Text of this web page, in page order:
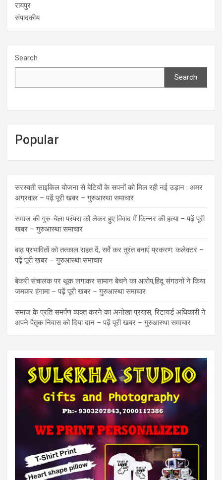
रायपुर
संपादकीय
Search
Search
Popular
सरस्वती साइकिल योजना से बेटियों के सपनों को मिल रही नई उड़ान : अमर
अग्रवाल – पढ़ें पूरी खबर – गुरुआस्था समाचार
समाज की गुरु-चेला परंपरा को लेकर हुए विवाद में किन्नर की हत्या – पढ़ें पूरी
खबर – गुरुआस्था समाचार
बाढ़ प्रभावितों को तत्काल राहत दें, सर्वे कर तुरंत बनाएं प्रकरण: कलेक्टर –
पढ़ें पूरी खबर – गुरुआस्था समाचार
बेकरी संचालक पर थूक लगाकर सामान बेचने का आरोप,हिंदू संगठनों ने किया
जमकर हंगामा – पढ़ें पूरी खबर – गुरुआस्था समाचार
समाज के प्रति समर्पण व्यक्त करने का अनोखा प्रयास, रिटायर्ड अधिकारी ने
अपने पैतृक निवास को दिया दान – पढ़ें पूरी खबर – गुरुआस्था समाचार